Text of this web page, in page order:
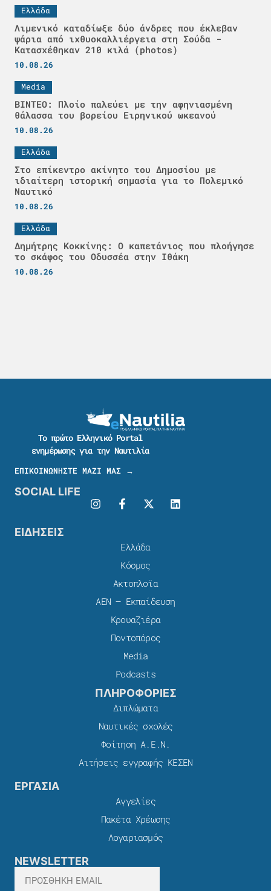
Ελλάδα
Λιμενικό καταδίωξε δύο άνδρες που έκλεβαν
ψάρια από ιχθυοκαλλιέργεια στη Σούδα -
Κατασχέθηκαν 210 κιλά (photos)
10.08.26
Media
ΒΙΝΤΕΟ: Πλοίο παλεύει με την αφηνιασμένη
θάλασσα του βορείου Ειρηνικού ωκεανού
10.08.26
Ελλάδα
Στο επίκεντρο ακίνητο του Δημοσίου με
ιδιαίτερη ιστορική σημασία για το Πολεμικό
Ναυτικό
10.08.26
Ελλάδα
Δημήτρης Κοκκίνης: Ο καπετάνιος που πλοήγησε
το σκάφος του Οδυσσέα στην Ιθάκη
10.08.26
Το πρώτο Ελληνικό Portal
ενημέρωσης για την Ναυτιλία
ΕΠΙΚΟΙΝΩΝΗΣΤΕ ΜΑΖΙ ΜΑΣ →
SOCIAL LIFE
ΕΙΔΗΣΕΙΣ
Ελλάδα
Κόσμος
Ακτοπλοϊα
ΑΕΝ – Εκπαίδευση
Κρουαζιέρα
Ποντοπόρος
Media
Podcasts
ΠΛΗΡΟΦΟΡΙΕΣ
Διπλώματα
Ναυτικές σχολές
Φοίτηση Α.Ε.Ν.
Αιτήσεις εγγραφής ΚΕΣΕΝ
ΕΡΓΑΣΙΑ
Αγγελίες
Πακέτα Χρέωσης​
Λογαριασμός
NEWSLETTER